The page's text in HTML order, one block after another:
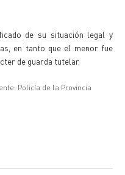
de su situación legal y
en tanto que el menor fue
de guarda tutelar.
Policía de la Provincia